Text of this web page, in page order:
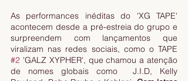
As performances inéditas do 'XG TAPE'
acontecem desde a pré-estreia do grupo e
surpreendem com lançamentos que
#2 'GALZ XYPHER', que chamou a atenção
de nomes globais como  J.I.D, Kelly